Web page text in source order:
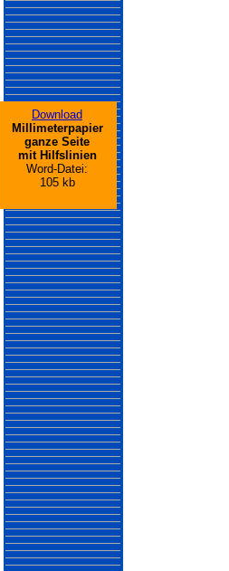
Download
Millimeterpapier
ganze Seite
mit Hilfslinien
Word-Datei:
105 kb